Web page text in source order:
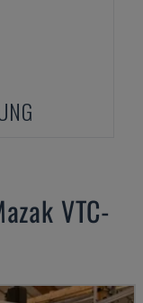
VTC-